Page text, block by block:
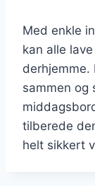
Med enkle
kan alle
derhjemme.
sammen og
tilberede
helt sikkert